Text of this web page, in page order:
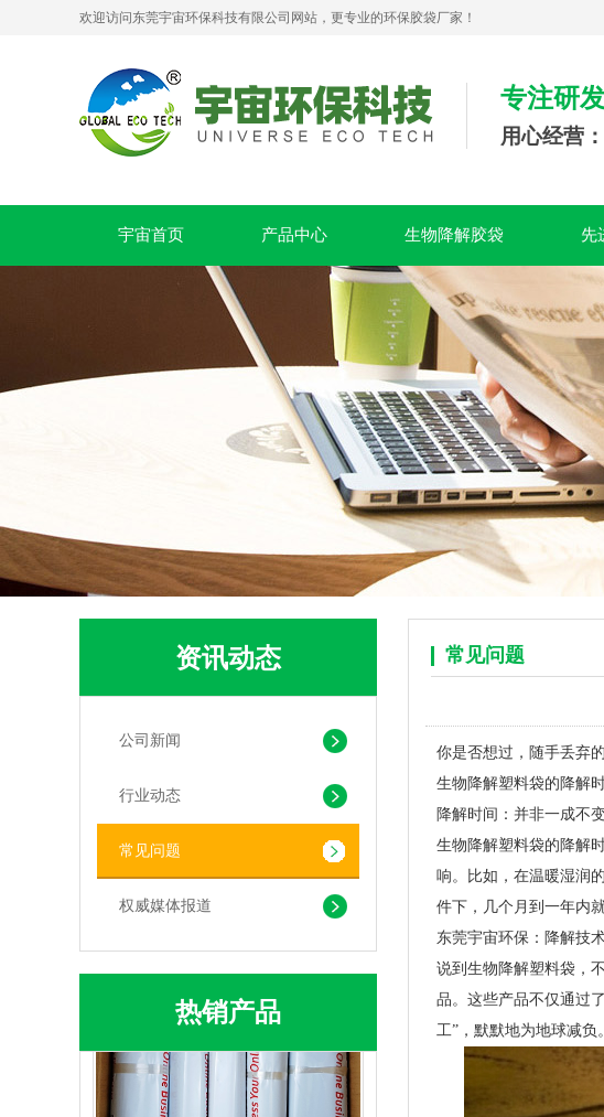
欢迎访问东莞宇宙环保科技有限公司网站，更专业的环保胶袋厂家！
专注研
用心经营
宇宙首页 产品中心 生物降解胶袋 先
资讯动态
公司新闻
行业动态
常见问题
权威媒体报道
热销产品
pla+pbat全生物降解奶茶打包袋 手提袋外卖包装
PLA+PBAT生物降解背心袋 快餐外卖打包袋
常见问题
你是否想过，随手丢弃的
生物降解塑料袋的降解
降解时间：并非一成不
生物降解塑料袋的降解
响。比如，在温暖湿润
件下，几个月到一年内
东莞宇宙环保：降解技
说到生物降解塑料袋，
品。这些产品不仅通过
工”，默默地为地球减负。